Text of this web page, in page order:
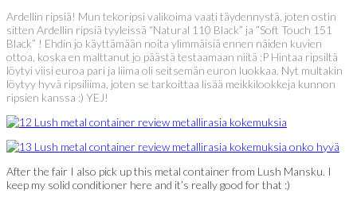
Ardellin ripsiä! Mun tekoripsi valikoima vaati täydennystä, joten ostin
sitten Ardellin ripsiä tyyleissä “Natural 110 Black” ja ”Soft Touch 151
Black” ! Ehdin jo käyttämään noita ylimmäisiä ennen näiden kuvien
ottoa, koska en malttanut jo päästä testaamaan niitä :P Hintaa ripsiltä
löytyi viisi euroa pari ja liima oli seitsemän euron luokkaa. Nyt multakin
löytyy hyvä ripsiliima, joten se tarkoittaa lisää meikkilookkeja kunnon
ripsien kanssa :) YEJ!
After the fair I also pick up this metal container from Lush Mansku. I
keep my solid conditioner here and it’s really good for that :)